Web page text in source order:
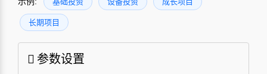
长期项目
参数设置